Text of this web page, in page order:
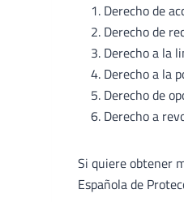
Derecho de
Derecho de
Derecho a la
Derecho a la
Derecho de
Derecho a
Si quiere obtener
Española de